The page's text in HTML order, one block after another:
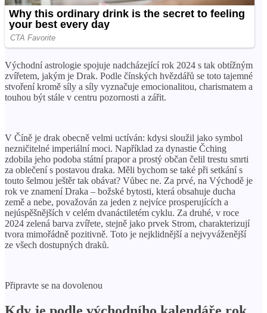
Východní astrologie spojuje nadcházející rok 2024 s tak obtížným
zvířetem, jakým je Drak. Podle čínských hvězdářů se toto tajemné
stvoření kromě síly a síly vyznačuje emocionalitou, charismatem a
touhou být stále v centru pozornosti a zářit.
V Číně je drak obecně velmi uctíván: kdysi sloužil jako symbol
nezničitelné imperiální moci. Například za dynastie Čching
zdobila jeho podoba státní prapor a prostý občan čelil trestu smrti
za oblečení s postavou draka. Měli bychom se také při setkání s
touto šelmou ještěr tak obávat? Vůbec ne. Za prvé, na Východě je
rok ve znamení Draka – božské bytosti, která obsahuje ducha
země a nebe, považován za jeden z nejvíce prosperujících a
nejúspěšnějších v celém dvanáctiletém cyklu. Za druhé, v roce
2024 zelená barva zvířete, stejně jako prvek Strom, charakterizují
tvora mimořádně pozitivně. Toto je nejklidnější a nejvyváženější
ze všech dostupných draků.
Připravte se na dovolenou